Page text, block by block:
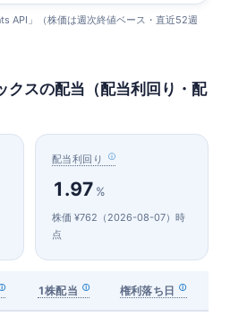
API」（株価は週次終値ベース・直近52週
クスの配当（配当利回り・配
配当利回り
1.97 %
株価 ¥762（2026-08-07）時
点
1株配当 権利落ち日